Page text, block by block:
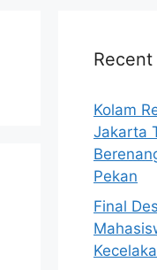
Kolam
Jakarta
Pekan
Final